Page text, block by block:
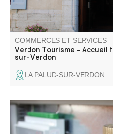
COMMERCES ET SERVICES
Verdon Tourisme - Accueil
sur-Verdon
LA PALUD-SUR-VERDON